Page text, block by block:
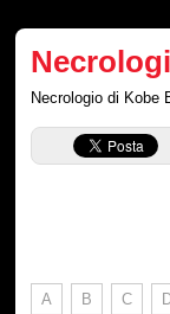
Necrologio di Kobe
A B C